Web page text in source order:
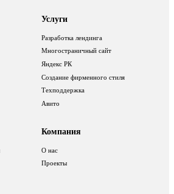
Услуги
Разработка лендинга
Многостраничный сайт
Яндекс РК
Создание фирменного стиля
Техподдержка
Авито
Компания
О нас
Проекты